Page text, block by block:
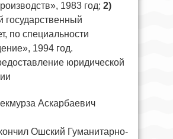
1983 год; 2)
государственный
по специальности
1994 год.
юридической
Аскарбаевич
Ошский Гуманитарно-